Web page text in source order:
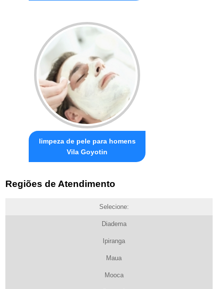
limpeza de pele para homens
Vila Goyotin
Regiões de Atendimento
Selecione:
Diadema
Ipiranga
Maua
Mooca